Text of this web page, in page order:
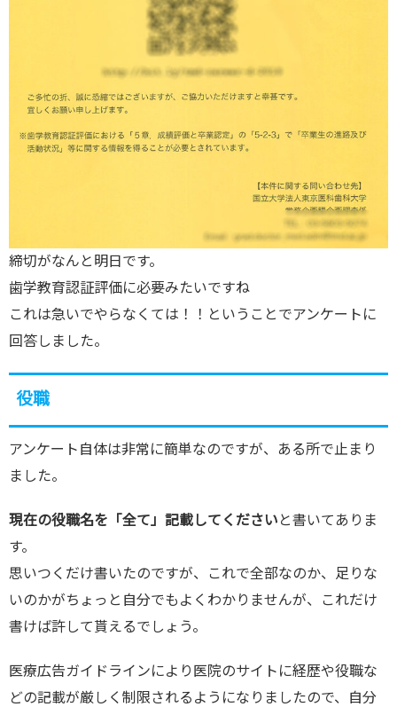
締切がなんと明日です。
歯学教育認証評価に必要みたいですね
これは急いでやらなくては！！ということでアンケートに
回答しました。
役職
アンケート自体は非常に簡単なのですが、ある所で止まり
ました。
現在の役職名を「全て」記載してください と書いてありま
す。
思いつくだけ書いたのですが、これで全部なのか、足りな
いのかがちょっと自分でもよくわかりませんが、これだけ
書けば許して貰えるでしょう。
医療広告ガイドラインにより医院のサイトに経歴や役職な
どの記載が厳しく制限されるようになりましたので、自分